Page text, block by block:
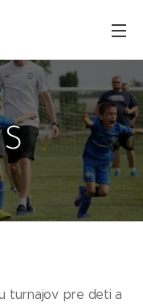
turnajov pre deti a